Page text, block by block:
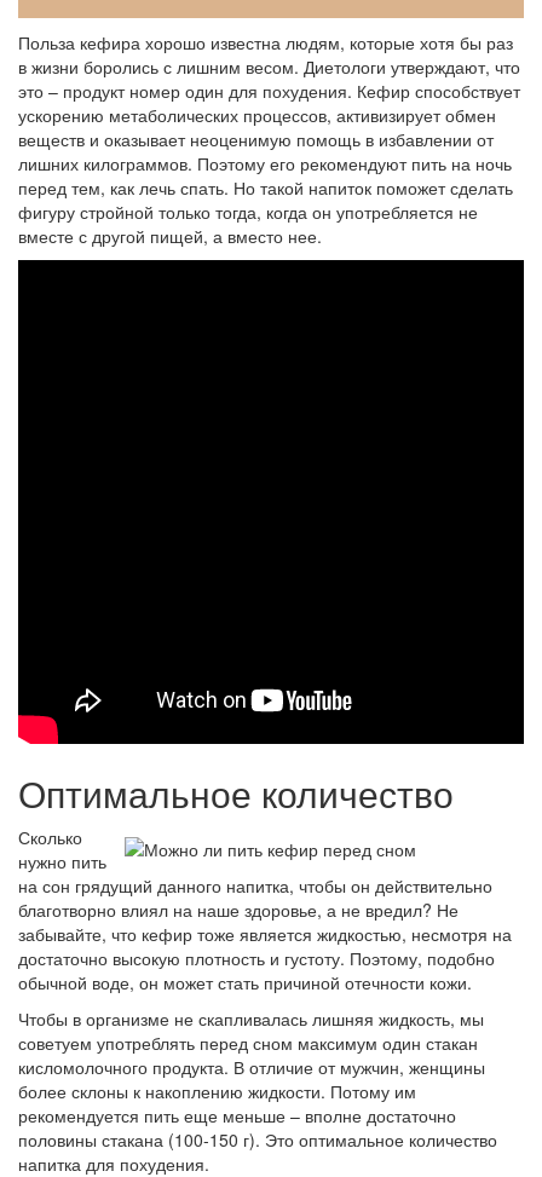
Польза кефира хорошо известна людям, которые хотя бы раз
в жизни боролись с лишним весом. Диетологи утверждают, что
это – продукт номер один для похудения. Кефир способствует
ускорению метаболических процессов, активизирует обмен
веществ и оказывает неоценимую помощь в избавлении от
лишних килограммов. Поэтому его рекомендуют пить на ночь
перед тем, как лечь спать. Но такой напиток поможет сделать
фигуру стройной только тогда, когда он употребляется не
вместе с другой пищей, а вместо нее.
Оптимальное количество
Сколько
нужно пить
на сон грядущий данного напитка, чтобы он действительно
благотворно влиял на наше здоровье, а не вредил? Не
забывайте, что кефир тоже является жидкостью, несмотря на
достаточно высокую плотность и густоту. Поэтому, подобно
обычной воде, он может стать причиной отечности кожи.
Чтобы в организме не скапливалась лишняя жидкость, мы
советуем употреблять перед сном максимум один стакан
кисломолочного продукта. В отличие от мужчин, женщины
более склоны к накоплению жидкости. Потому им
рекомендуется пить еще меньше – вполне достаточно
половины стакана (100-150 г). Это оптимальное количество
напитка для похудения.